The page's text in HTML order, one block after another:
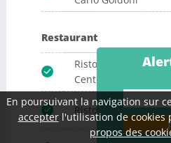
Restaurant
Ristorante Pizzeria
Centrale
Ristorante Antico
En poursuivant la navigation sur
accepterl'utilisation de cookies
propos des